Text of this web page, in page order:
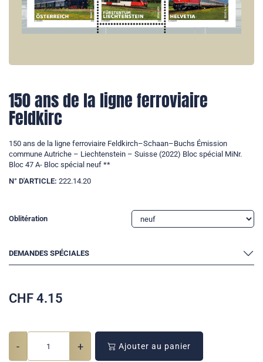
150 ans de la ligne ferroviaire
Feldkirc
150 ans de la ligne ferroviaire Feldkirch–Schaan–Buchs Émission
commune Autriche – Liechtenstein – Suisse (2022) Bloc spécial MiNr.
Bloc 47 A- Bloc spécial neuf **
N° D'ARTICLE: 222.14.20
Oblitération
DEMANDES SPÉCIALES
CHF 4.15
- + Ajouter au panier